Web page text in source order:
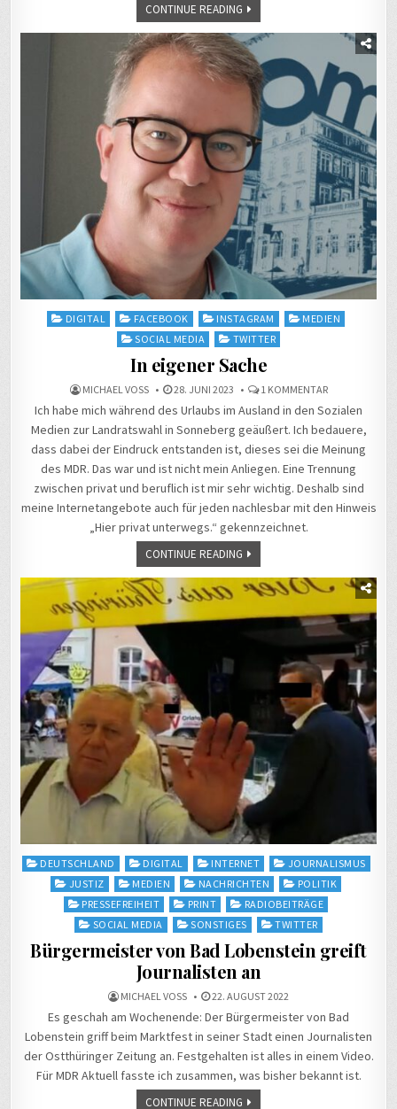
CONTINUE READING
PostedDIGITAL FACEBOOK INSTAGRAM
MEDIEN
SOCIAL MEDIA
TWITTER
In eigener Sache
MICHAEL VOSS 28. JUNI 2023 1 KOMMENTARZU
EIGENER
Ich habe mich während des Urlaubs im Ausland in den Sozialen
Medien zur Landratswahl in Sonneberg geäußert. Ich bedauere,
dass dabei der Eindruck entstanden ist, dieses sei die Meinung
des MDR. Das war und ist nicht mein Anliegen. Eine Trennung
zwischen privat und beruflich ist mir sehr wichtig. Deshalb sind
meine Internetangebote auch für jeden nachlesbar mit den Hinweis
„Hier privat unterwegs.“ gekennzeichnet.
CONTINUE READING
Posted
DEUTSCHLAND DIGITAL INTERNET
JOURNALISMUS
JUSTIZ
MEDIEN NACHRICHTEN
POLITIK
PRESSEFREIHEIT
PRINT
RADIOBEITRÄGE
SOCIAL MEDIA
SONSTIGES TWITTER
Bürgermeister von Bad Lobenstein greift
Journalisten an
MICHAEL VOSS 22. AUGUST 2022
Es geschah am Wochenende: Der Bürgermeister von Bad
Lobenstein griff beim Marktfest in seiner Stadt einen Journalisten
der Ostthüringer Zeitung an. Festgehalten ist alles in einem Video.
Für MDR Aktuell fasste ich zusammen, was bisher bekannt ist.
CONTINUE READING